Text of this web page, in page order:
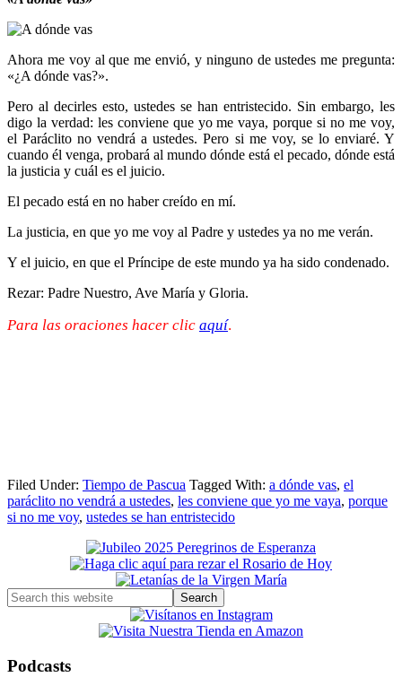
Ahora me voy al que me envió, y ninguno de ustedes me pregunta:
«¿A dónde vas?».
Pero al decirles esto, ustedes se han entristecido. Sin embargo, les
digo la verdad: les conviene que yo me vaya, porque si no me voy,
el Paráclito no vendrá a ustedes. Pero si me voy, se lo enviaré. Y
cuando él venga, probará al mundo dónde está el pecado, dónde está
la justicia y cuál es el juicio.
El pecado está en no haber creído en mí.
La justicia, en que yo me voy al Padre y ustedes ya no me verán.
Y el juicio, en que el Príncipe de este mundo ya ha sido condenado.
Rezar: Padre Nuestro, Ave María y Gloria.
Para las oraciones hacer clic aquí.
Filed Under: Tiempo de Pascua Tagged With: a dónde vas, el
paráclito no vendrá a ustedes, les conviene que yo me vaya, porque
si no me voy, ustedes se han entristecido
Primary
Sidebar
Search
this
Podcasts